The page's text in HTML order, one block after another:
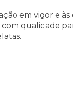
em vigor e às
qualidade